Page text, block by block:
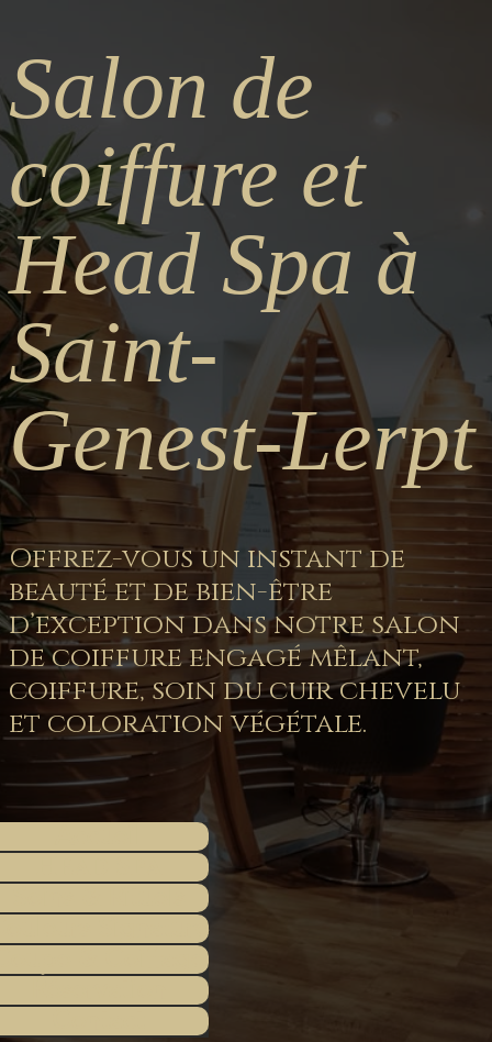
Accueil
Soins & Rituels
Signature
& Coiffage
Réservation
Contact
Salon de
coiffure et
Head Spa à
Saint-
Genest-Lerpt
Offrez-vous un instant de
beauté et de bien-être
d’exception dans notre salon
de coiffure engagé mêlant,
coiffure, soin du cuir chevelu
et coloration végétale.